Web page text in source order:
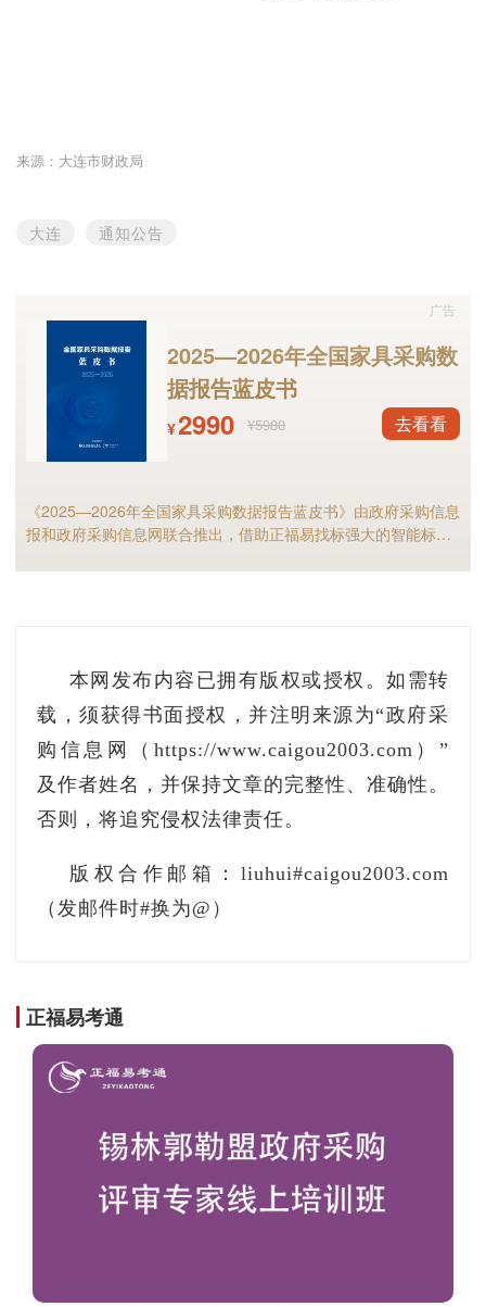
来源：大连市财政局
大连 通知公告
2025—2026年全国家具采购数
据报告蓝皮书
¥2990 ¥5980 去看看
《2025—2026年全国家具采购数据报告蓝皮书》由政府采购信息
报和政府采购信息网联合推出，借助正福易找标强大的智能标讯
广告
本网发布内容已拥有版权或授权。如需转
载，须获得书面授权，并注明来源为“政府采
购信息网（https://www.caigou2003.com）”
及作者姓名，并保持文章的完整性、准确性。
否则，将追究侵权法律责任。
版权合作邮箱：liuhui#caigou2003.com
（发邮件时#换为@）
正福易考通